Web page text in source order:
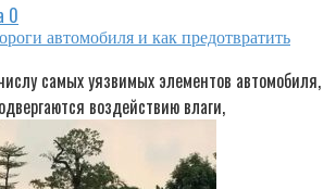
0
автомобиля и как предотвратить
самых уязвимых элементов автомобиля,
воздействию влаги,